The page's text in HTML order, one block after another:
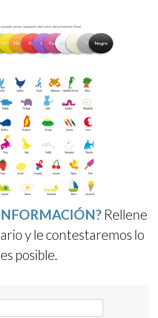
Rellene
y le contestaremos lo
posible.